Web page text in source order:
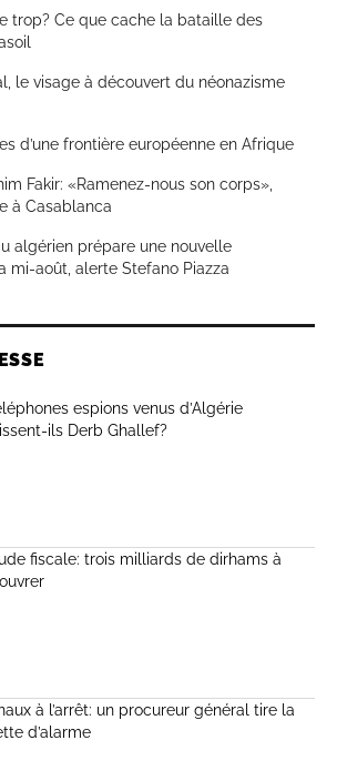
trop? Ce que cache la bataille des
le visage à découvert du néonazisme
d’une frontière européenne en Afrique
Fakir: «Ramenez-nous son corps»,
à Casablanca
algérien prépare une nouvelle
mi-août, alerte Stefano Piazza
espions venus d’Algérie
ils Derb Ghallef?
fiscale: trois milliards de dirhams à
à l’arrêt: un procureur général tire la
d’alarme